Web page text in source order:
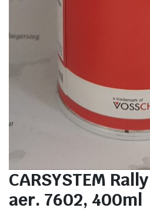
CARSYSTEM
aer. 7602, 400ml